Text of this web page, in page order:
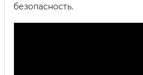
безопасность.